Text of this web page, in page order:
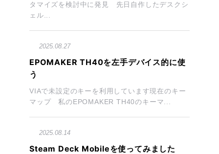
タマイズを検討中に発見 先日自作したデスクシ
ェル...
2025.08.27
EPOMAKER TH40を左手デバイス的に使
う
VIAで未設定のキーを利用しています現在のキー
マップ 私のEPOMAKER TH40のキーマ...
2025.08.14
Steam Deck Mobileを使ってみました